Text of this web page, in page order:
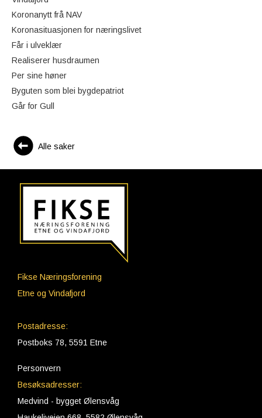
Koronanytt frå NAV
Koronasituasjonen for næringslivet
Får i ulveklær
Realiserer husdraumen
Per sine høner
Byguten som blei bygdepatriot
Går for Gull
Alle saker
Fikse Næringsforening
Etne og Vindafjord
Postadresse:
Postboks 78, 5591 Etne
Personvern
Besøksadresser:
Medvind - bygget Ølensvåg